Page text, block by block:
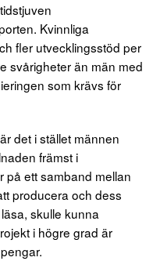
Kvinnliga
fler utvecklingsstöd per
svårigheter än män med
som krävs för
det i stället männen
främst i
på ett samband mellan
producera och dess
skulle kunna
i högre grad är